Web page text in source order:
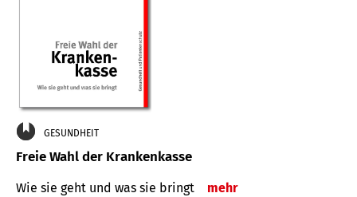
GESUNDHEIT
Freie Wahl der Krankenkasse
Wie sie geht und was sie bringt mehr